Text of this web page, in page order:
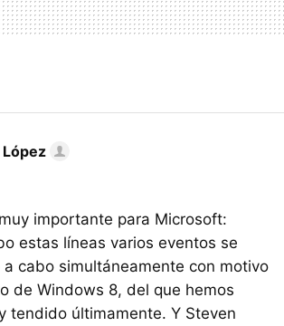
importante para Microsoft:
estas líneas varios eventos se
cabo simultáneamente con motivo
de Windows 8, del que hemos
tendido últimamente. Y Steven